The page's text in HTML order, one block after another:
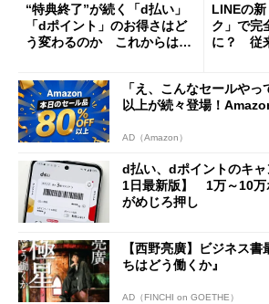
“特典終了”が続く「d払い」
「dポイント」のお得さはど
う変わるのか これからは
LINEの
ク」で完
に？ 従
「え、こんなセールや
以上が続々登場！
AD（Amazon）
d払い、dポイントのキャ
1日最新版】 1万～10万
がめじろ押し
【西野亮廣】ビジネス
ちはどう働くか』
AD（FINCHI on GOETHE）